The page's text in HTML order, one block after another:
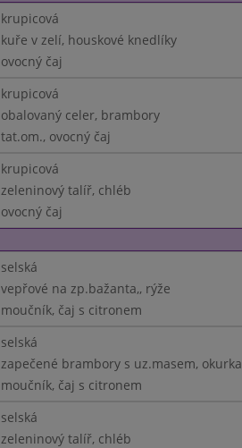
krupicová
kuře v zelí, houskové knedlíky
ovocný čaj
krupicová
obalovaný celer, brambory
tat.om., ovocný čaj
krupicová
zeleninový talíř, chléb
ovocný čaj
selská
vepřové na zp.bažanta,, rýže
moučník, čaj s citronem
selská
zapečené brambory s uz.masem, okurka
moučník, čaj s citronem
selská
zeleninový talíř, chléb